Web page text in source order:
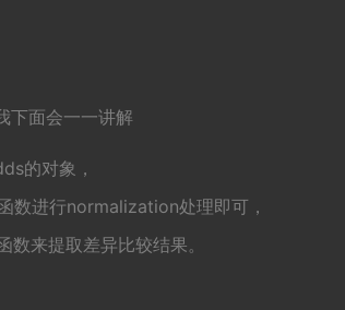
下面会一一讲解
的对象，
数进行normalization处理即可，
来提取差异比较结果。